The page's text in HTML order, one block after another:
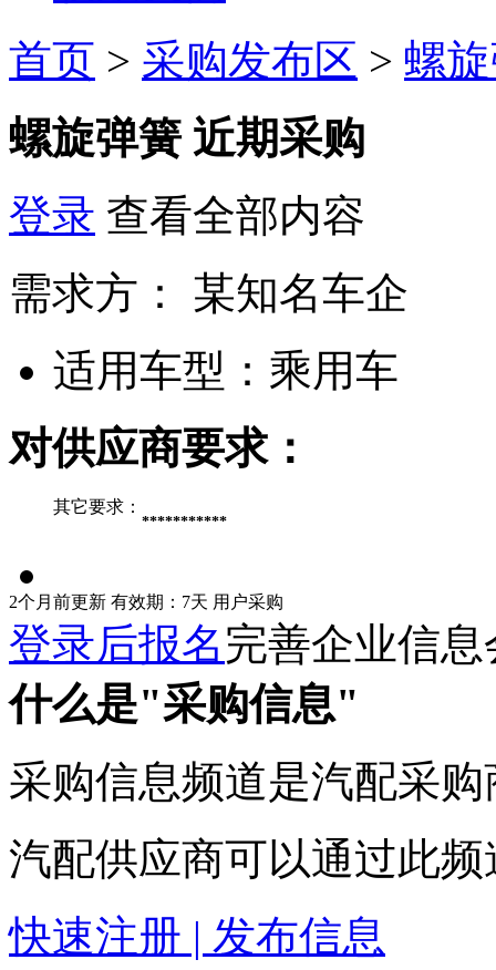
首页 > 采购发布区 > 螺
螺旋弹簧 近期采购
登录 查看全部内容
需求方：
某知名车企
适用车型： 乘用车
对供应商要求：
其它要求：
***********
2个月前更新 有效期：7天 用户采购
登录后报名完善企业信
什么是"采购信息"
采购信息频道是汽配采
汽配供应商可以通过此
快速注册 | 发布信息